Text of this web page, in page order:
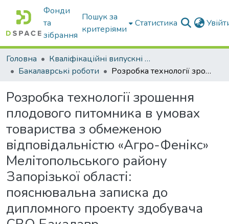
Фонди
та
зібрання
Пошук за
критеріями
Статистика
Головна
Кваліфікаційні випускні роботи бакалаврів і магістрів
Бакалаврські роботи
Розробка технології зрошення плодового питомника в умовах товариства з обмеженою відповідальністю «Агро-Фенікс» Мелітопольського району Запорізької області: пояснювальна записка до дипломного проекту здобувача СВО Бакалавр
Розробка технології зрошення
плодового питомника в умовах
товариства з обмеженою
відповідальністю «Агро-Фенікс»
Мелітопольського району
Запорізької області:
пояснювальна записка до
дипломного проекту здобувача